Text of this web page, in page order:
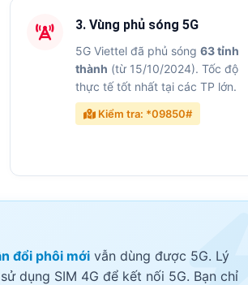
3. Vùng phủ sóng 5G
5G Viettel đã phủ sóng 63 tỉnh
thành (từ 15/10/2024). Tốc độ
thực tế tốt nhất tại các TP lớn.
Kiểm tra: *09850#
đổi phôi mới vẫn dùng được 5G. Lý
dụng SIM 4G để kết nối 5G. Bạn chỉ